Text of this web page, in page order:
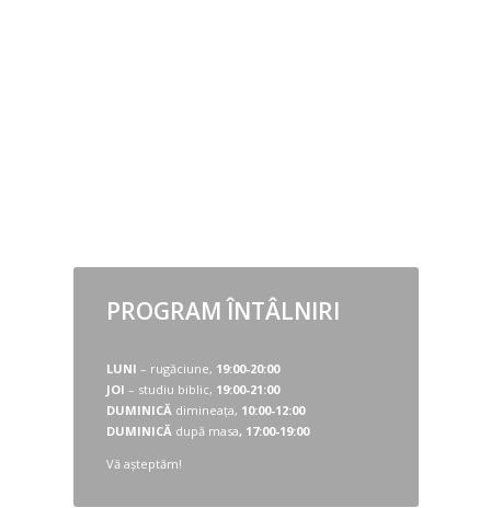
PROGRAM ÎNTÂLNIRI
LUNI– rugăciune, 19:00-20:00
JOI– studiu biblic, 19:00-21:00
DUMINICĂ dimineața, 10:00-12:00
DUMINICĂ după masa, 17:00-19:00
Vă așteptăm!